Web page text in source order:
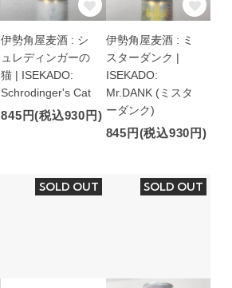
伊勢角屋麦酒 : シ
ュレディンガーの
猫 | ISEKADO:
Schrodinger's Cat
845円(税込930円)
伊勢角屋麦酒 : ミ
スターダンク |
ISEKADO:
Mr.DANK (ミスタ
ーダンク)
845円(税込930円)
SOLD OUT SOLD OUT